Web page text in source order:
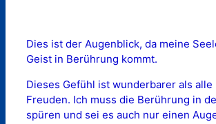
Dies ist der Augenblick, da meine
Geist in Berührung kommt.
Dieses Gefühl ist wunderbarer als
Freuden. Ich muss die Berührung in
spüren und sei es auch nur einen